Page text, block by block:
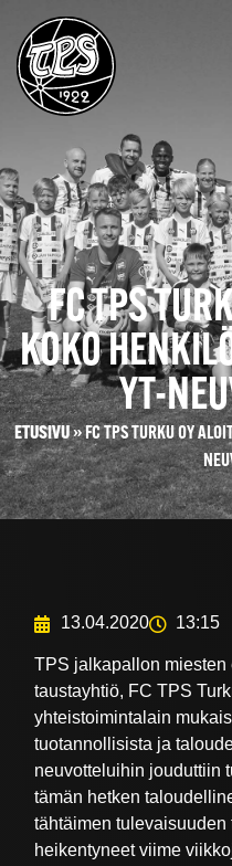
FC TPS
KOKO
YT-
ETUSIVU»FC TPS TURKU OY
13.04.2020 13:15
TPS jalkapallon miesten
taustayhtiö, FC TPS
yhteistoimintalain
tuotannollisista ja
neuvotteluihin jouduttiin
tämän hetken
tähtäimen
heikentyneet viime